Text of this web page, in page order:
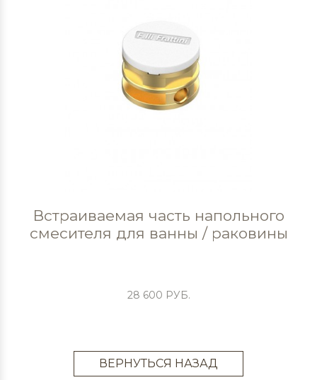
Встраиваемая часть напольного
смесителя для ванны / раковины
28 600 РУБ.
ВЕРНУТЬСЯ НАЗАД